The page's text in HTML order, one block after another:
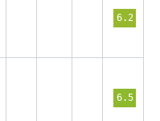
6.2
6.5